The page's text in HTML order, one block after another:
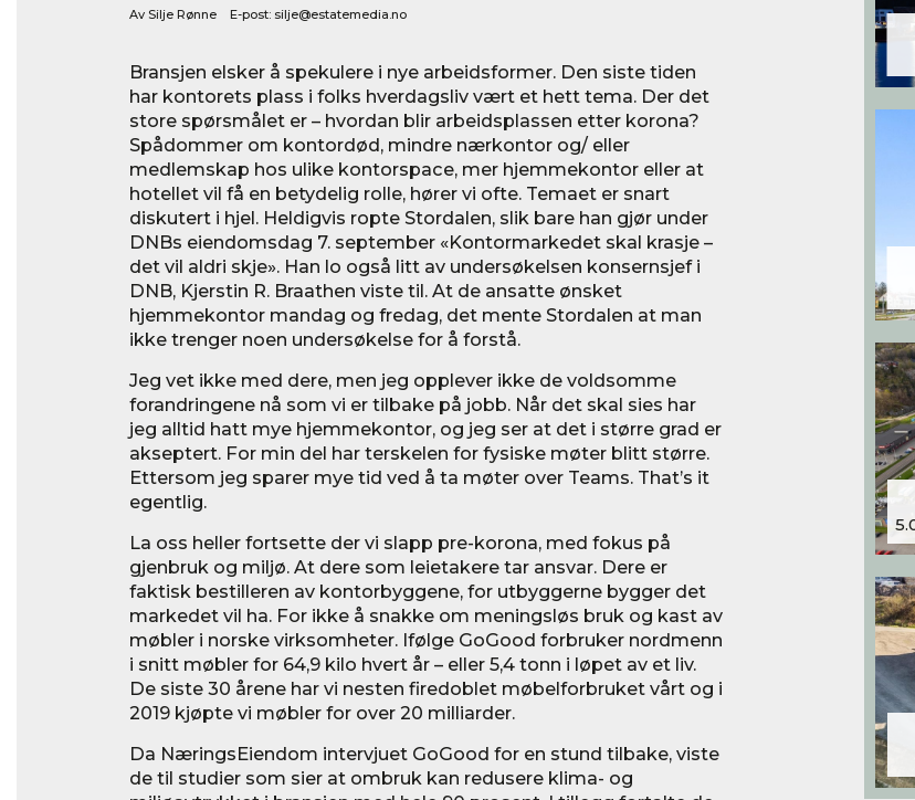
Av Silje Rønne E-post: silje@estatemedia.no
Bransjen elsker å spekulere i nye arbeidsformer. Den siste tiden
har kontorets plass i folks hverdagsliv vært et hett tema. Der det
store spørsmålet er – hvordan blir arbeidsplassen etter korona?
Spådommer om kontordød, mindre nærkontor og/ eller
medlemskap hos ulike kontorspace, mer hjemmekontor eller at
hotellet vil få en betydelig rolle, hører vi ofte. Temaet er snart
diskutert i hjel. Heldigvis ropte Stordalen, slik bare han gjør under
DNBs eiendomsdag 7. september «Kontormarkedet skal krasje –
det vil aldri skje». Han lo også litt av undersøkelsen konsernsjef i
DNB, Kjerstin R. Braathen viste til. At de ansatte ønsket
hjemmekontor mandag og fredag, det mente Stordalen at man
ikke trenger noen undersøkelse for å forstå.
Jeg vet ikke med dere, men jeg opplever ikke de voldsomme
forandringene nå som vi er tilbake på jobb. Når det skal sies har
jeg alltid hatt mye hjemmekontor, og jeg ser at det i større grad er
akseptert. For min del har terskelen for fysiske møter blitt større.
Ettersom jeg sparer mye tid ved å ta møter over Teams. That’s it
egentlig.
La oss heller fortsette der vi slapp pre-korona, med fokus på
gjenbruk og miljø. At dere som leietakere tar ansvar. Dere er
faktisk bestilleren av kontorbyggene, for utbyggerne bygger det
markedet vil ha. For ikke å snakke om meningsløs bruk og kast av
møbler i norske virksomheter. Ifølge GoGood forbruker nordmenn
i snitt møbler for 64,9 kilo hvert år – eller 5,4 tonn i løpet av et liv.
De siste 30 årene har vi nesten firedoblet møbelforbruket vårt og i
2019 kjøpte vi møbler for over 20 milliarder.
Da NæringsEiendom intervjuet GoGood for en stund tilbake, viste
de til studier som sier at ombruk kan redusere klima- og